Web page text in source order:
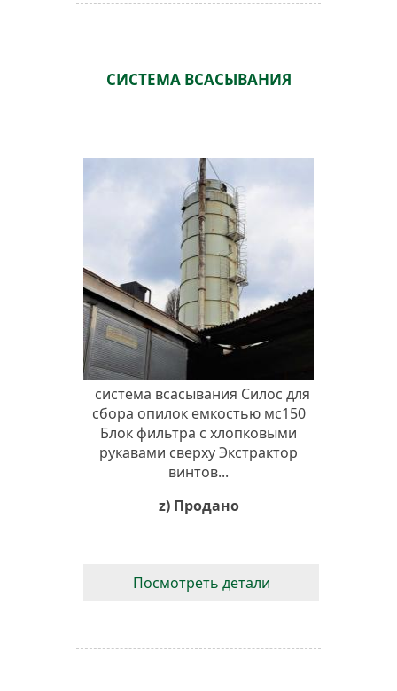
СИСТЕМА ВСАСЫВАНИЯ
система всасывания Силос для
сбора опилок емкостью мс150
Блок фильтра с хлопковыми
рукавами сверху Экстрактор
винтов...
z) Продано
Посмотреть детали